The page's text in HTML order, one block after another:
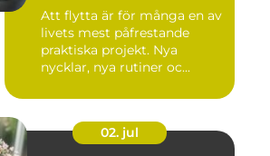
Att flytta är för många en av
livets mest påfrestande
praktiska projekt. Nya
nycklar, nya rutiner oc...
02. jul